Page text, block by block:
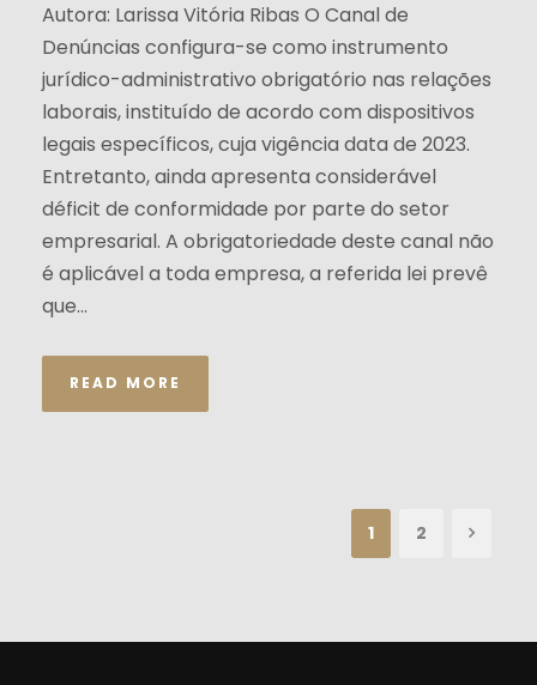
Autora: Larissa Vitória Ribas O Canal de
Denúncias configura-se como instrumento
jurídico-administrativo obrigatório nas relações
laborais, instituído de acordo com dispositivos
legais específicos, cuja vigência data de 2023.
Entretanto, ainda apresenta considerável
déficit de conformidade por parte do setor
empresarial. A obrigatoriedade deste canal não
é aplicável a toda empresa, a referida lei prevê
que...
READ MORE
1 2